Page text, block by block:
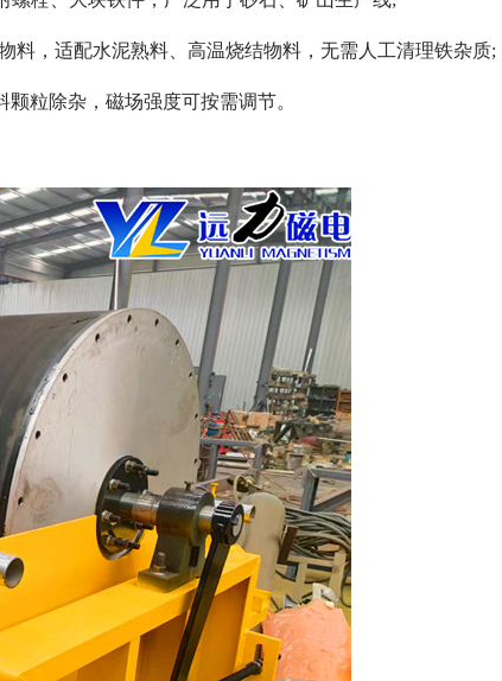
，适配水泥熟料、高温烧结物料，无需人工清理铁杂质;
粒除杂，磁场强度可按需调节。